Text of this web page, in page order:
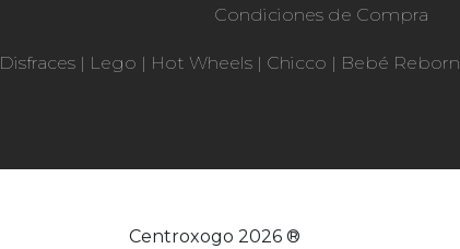
Condiciones de Compra
Disfraces | Lego | Hot Wheels | Chicco | Bebé Reborn
Centroxogo 2026 ®